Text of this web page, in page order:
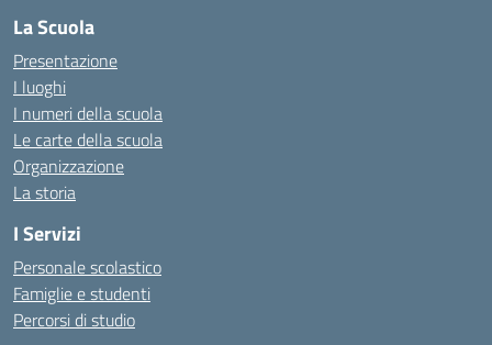
La Scuola
Presentazione
I luoghi
I numeri della scuola
Le carte della scuola
Organizzazione
La storia
I Servizi
Personale scolastico
Famiglie e studenti
Percorsi di studio